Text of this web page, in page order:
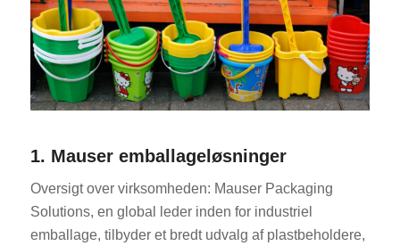
1. Mauser emballageløsninger
Oversigt over virksomheden: Mauser Packaging
Solutions, en global leder inden for industriel
emballage, tilbyder et bredt udvalg af plastbeholdere,